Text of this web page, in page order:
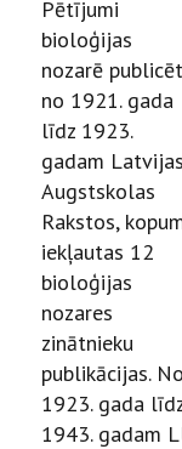
Pētījumi
bioloģijas
nozarē
no 1921. gada
līdz 1923.
gadam Latvijas
Augstskolas
Rakstos,
iekļautas 12
bioloģijas
nozares
zinātnieku
publikācijas. No
1923. gada
1943. gadam